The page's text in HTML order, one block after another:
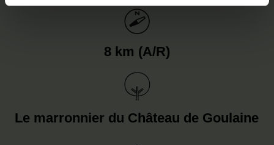
8 km (A/R)
Le marronnier du Château de Goulaine